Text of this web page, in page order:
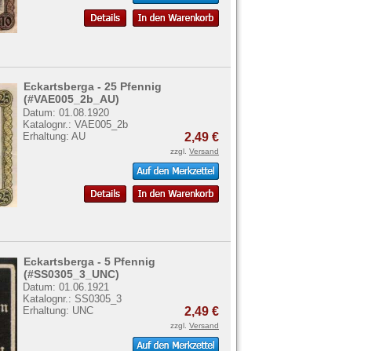
Eckartsberga - 25 Pfennig
(#VAE005_2b_AU)
Datum: 01.08.1920
Katalognr.: VAE005_2b
Erhaltung: AU
2,49 €
zzgl. Versand
Eckartsberga - 5 Pfennig
(#SS0305_3_UNC)
Datum: 01.06.1921
Katalognr.: SS0305_3
Erhaltung: UNC
2,49 €
zzgl. Versand